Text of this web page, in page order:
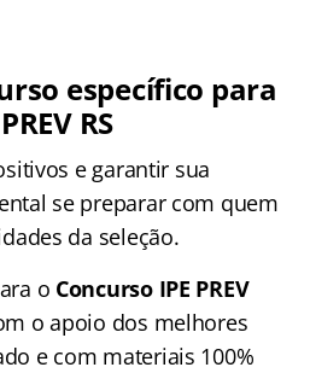
específico para
RS
e garantir sua
se preparar com quem
da seleção.
o Concurso IPE PREV
o apoio dos melhores
e com materiais 100%